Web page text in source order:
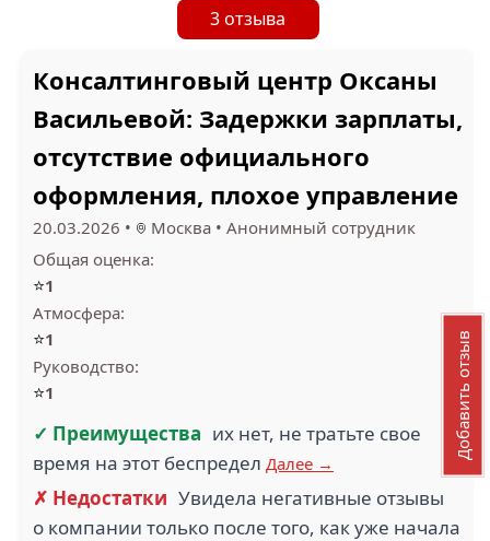
3 отзыва
Консалтинговый центр Оксаны
Васильевой: Задержки зарплаты,
отсутствие официального
оформления, плохое управление
20.03.2026 • Москва • Анонимный сотрудник
Общая оценка:
⭐1
Атмосфера:
⭐1
Руководство:
⭐1
✓ Преимущества их нет, не тратьте свое
время на этот беспредел Далее →
✗ Недостатки Увидела негативные отзывы
о компании только после того, как уже начала
Добавить отзыв